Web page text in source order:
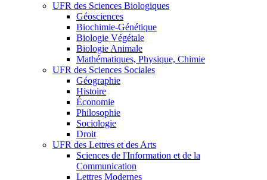
UFR des Sciences Biologiques
Géosciences
Biochimie-Génétique
Biologie Végétale
Biologie Animale
Mathématiques, Physique, Chimie
UFR des Sciences Sociales
Géographie
Histoire
Économie
Philosophie
Sociologie
Droit
UFR des Lettres et des Arts
Sciences de l'Information et de la
Communication
Lettres Modernes